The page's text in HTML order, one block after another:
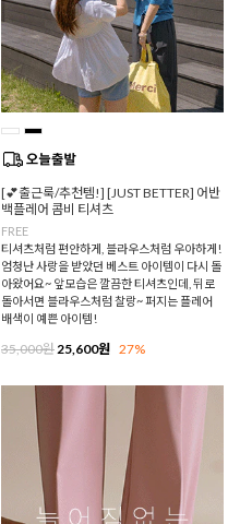
[💕출근룩/추천템!] [JUST BETTER] 어반
백플레어 콤비 티셔츠
FREE
티셔츠처럼 편안하게, 블라우스처럼 우아하게!
엄청난 사랑을 받았던 베스트 아이템이 다시 돌
아왔어요~ 앞모습은 깔끔한 티셔츠인데, 뒤로
돌아서면 블라우스처럼 찰랑~ 퍼지는 플레어
배색이 예쁜 아이템!
35,000원25,600원 27%